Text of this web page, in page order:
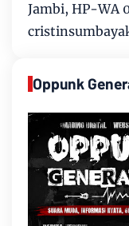
Jambi, HP-WA
Oppunk